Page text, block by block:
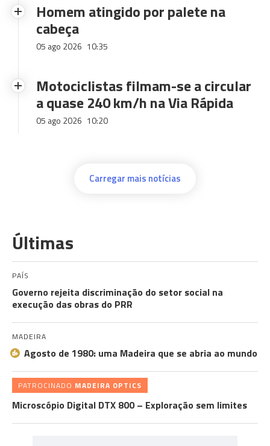
Homem atingido por palete na
cabeça
05 ago 2026 10:35
Motociclistas filmam-se a circular
a quase 240 km/h na Via Rápida
05 ago 2026 10:20
Carregar mais notícias
Últimas
PAÍS
Governo rejeita discriminação do setor social na
execução das obras do PRR
MADEIRA
Agosto de 1980: uma Madeira que se abria ao mundo
PATROCINADO MADEIRA OPTICS
Microscópio Digital DTX 800 – Exploração sem limites